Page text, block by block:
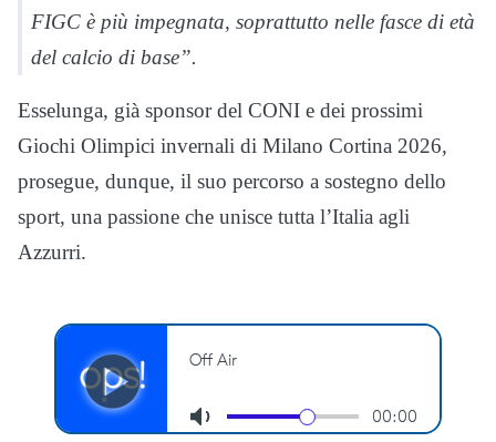
FIGC è più impegnata, soprattutto nelle fasce di età
del calcio di base”.
Esselunga, già sponsor del CONI e dei prossimi
Giochi Olimpici invernali di Milano Cortina 2026,
prosegue, dunque, il suo percorso a sostegno dello
sport, una passione che unisce tutta l’Italia agli
Azzurri.